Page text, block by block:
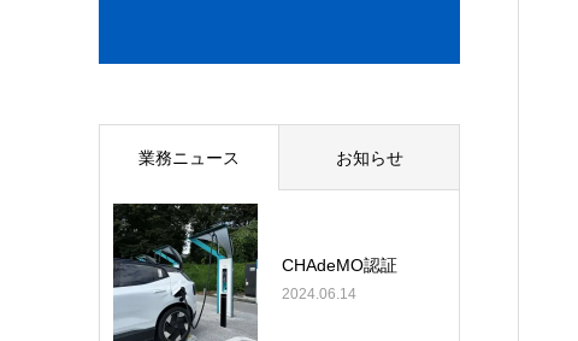
業務ニュース お知らせ
CHAdeMO認証
2024.06.14